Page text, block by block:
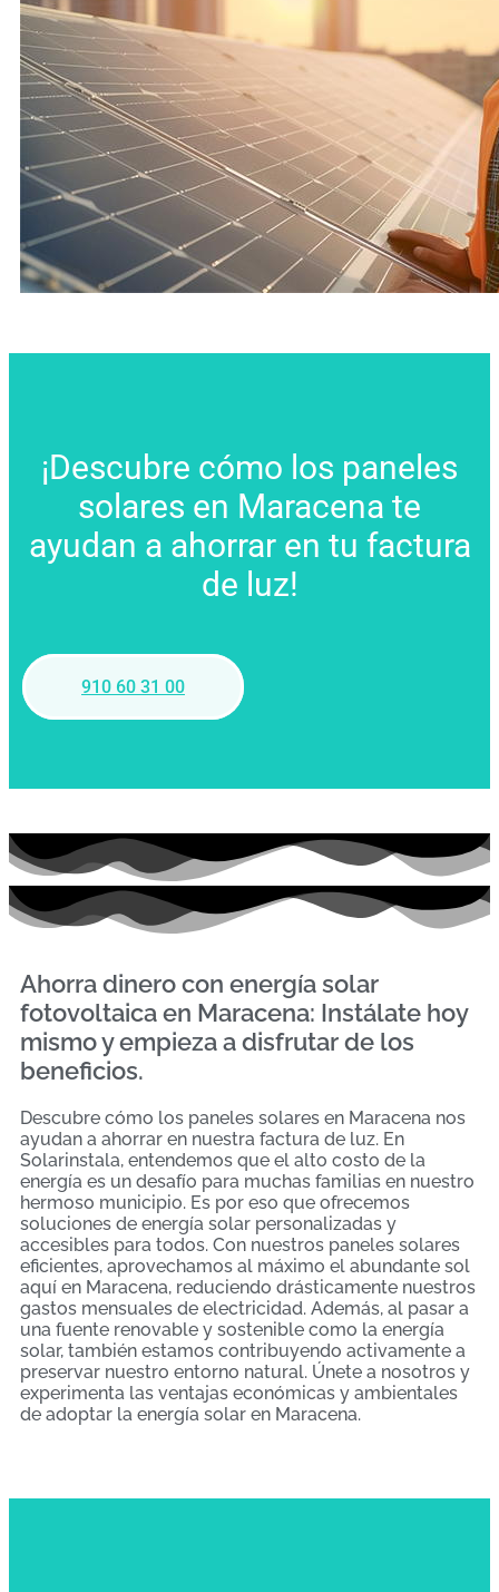
¡Descubre cómo los paneles
solares en Maracena te
ayudan a ahorrar en tu factura
de luz!
910 60 31 00
Ahorra dinero con energía solar
fotovoltaica en Maracena: Instálate hoy
mismo y empieza a disfrutar de los
beneficios.
Descubre cómo los paneles solares en Maracena nos
ayudan a ahorrar en nuestra factura de luz. En
Solarinstala, entendemos que el alto costo de la
energía es un desafío para muchas familias en nuestro
hermoso municipio. Es por eso que ofrecemos
soluciones de energía solar personalizadas y
accesibles para todos. Con nuestros paneles solares
eficientes, aprovechamos al máximo el abundante sol
aquí en Maracena, reduciendo drásticamente nuestros
gastos mensuales de electricidad. Además, al pasar a
una fuente renovable y sostenible como la energía
solar, también estamos contribuyendo activamente a
preservar nuestro entorno natural. Únete a nosotros y
experimenta las ventajas económicas y ambientales
de adoptar la energía solar en Maracena.